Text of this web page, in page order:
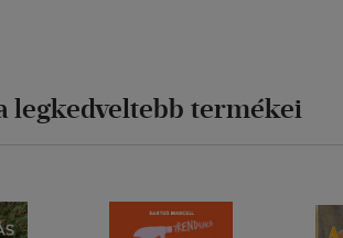
legkedveltebb termékei